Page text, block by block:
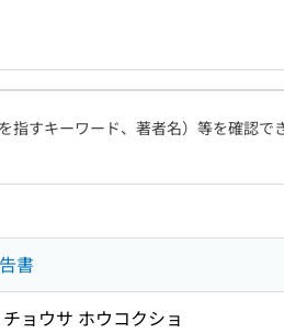
すキーワード、著者名）等を確認で
書
ョウサ ホウコクショ